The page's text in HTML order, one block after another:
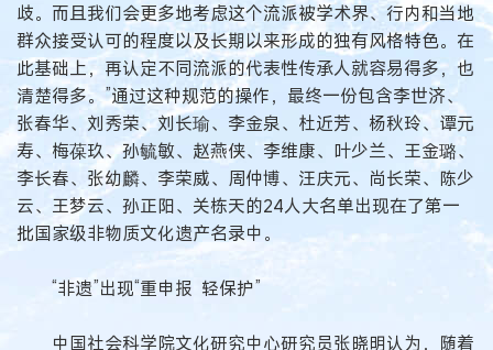
歧。而且我们会更多地考虑这个流派被学术界、行内和当地
群众接受认可的程度以及长期以来形成的独有风格特色。在
此基础上，再认定不同流派的代表性传承人就容易得多，也
清楚得多。”通过这种规范的操作，最终一份包含李世济、
张春华、刘秀荣、刘长瑜、李金泉、杜近芳、杨秋玲、谭元
寿、梅葆玖、孙毓敏、赵燕侠、李维康、叶少兰、王金璐、
李长春、张幼麟、李荣威、周仲博、汪庆元、尚长荣、陈少
云、王梦云、孙正阳、关栋天的24人大名单出现在了第一
批国家级非物质文化遗产名录中。
“非遗”出现“重申报 轻保护”
中国社会科学院文化研究中心研究员张晓明认为，随着